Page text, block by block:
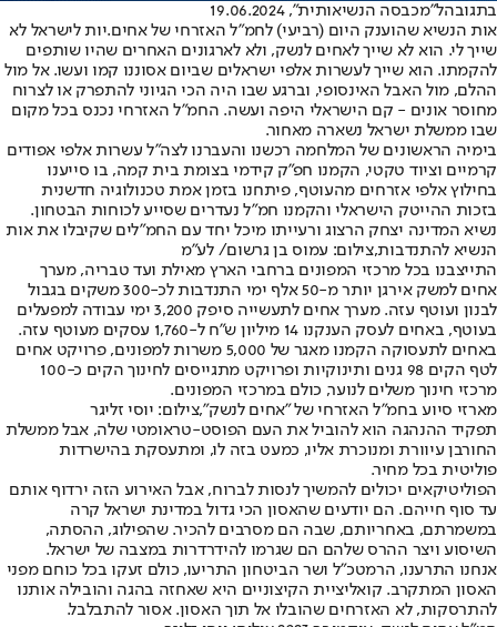
בתגובהל"מכבסה הנשיאותית", 19.06.2024
אות הנשיא שהוענק היום (רביעי) לחמ"ל האזרחי של אחים.יות לישראל לא
שייך לי. הוא לא שייך לאחים לנשק, ולא לארגונים האחרים שהיו שותפים
להקמתו. הוא שייך לעשרות אלפי ישראלים שביום אסוננו קמו ועשו. אל מול
ההלם, מול האבל האינסופי, וברגע שבו היה הכי הגיוני להתפרק או לצרוח
מחוסר אונים - קם הישראלי היפה ועשה. החמ"ל האזרחי נכנס בכל מקום
שבו ממשלת ישראל נשארה מאחור.
בימיה הראשונים של המלחמה רכשנו והעברנו לצה״ל עשרות אלפי אפודים
קרמיים וציוד טקטי, הקמנו חפ"ק קידמי בצומת בית קמה, בו סייענו
בחילוץ אלפי אזרחים מהעוטף, פיתחנו בזמן אמת טכנולוגיה חדשנית
בזכות ההייטק הישראלי והקמנו חמ"ל נעדרים שסייע לכוחות הבטחון.
נשיא המדינה יצחק הרצוג ורעייתו מיכל יחד עם החמ״לים שקיבלו את אות
הנשיא להתנדבות,צילום: עמוס בן גרשום/ לע״מ
התייצבנו בכל מרכזי המפונים ברחבי הארץ מאילת ועד טבריה, מערך
אחים למשק אירגן יותר מ-50 אלף ימי התנדבות לכ-300 משקים בגבול
לבנון ועוטף עזה. מערך אחים לתעשייה סיפק 3,200 ימי עבודה למפעלים
בעוטף, באחים לעסק הענקנו 14 מיליון ש"ח ל-1,760 עסקים מעוטף עזה.
באחים לתעסוקה הקמנו מאגר של 5,000 משרות למפונים, פרויקט אחים
לטף הקים 98 גנים ותינוקיות ופרויקט מתגייסים לחינוך הקים כ-100
מרכזי חינוך משלים לנוער, כולם במרכזי המפונים.
מארזי סיוע בחמ"ל האזרחי של "אחים לנשק",צילום: יוסי זליגר
תפקיד ההנהגה הוא להוביל את העם הפוסט-טראומטי שלה, אבל ממשלת
החורבן עיוורת ומנוכרת אליו, כמעט בזה לו, ומתעסקת בהישרדות
פוליטית בכל מחיר.
הפוליטיקאים יכולים להמשיך לנסות לברוח, אבל האירוע הזה ירדוף אותם
עד סוף חייהם. הם יודעים שהאסון הכי גדול במדינת ישראל קרה
במשמרתם, באחריותם, שבה הם מסרבים להכיר. שהפילוג, ההסתה,
השיסוע ויצר ההרס שלהם הם שגרמו להידרדרות במצבה של ישראל.
אנחנו התרענו, הרמטכ"ל ושר הביטחון התריעו, כולם זעקו בכל כוחם מפני
האסון המתקרב. קואליציית הקיצוניים היא שאחזה בהגה והובילה אותנו
להתרסקות, לא האזרחים שהובלו אל תוך האסון. אסור להתבלבל.